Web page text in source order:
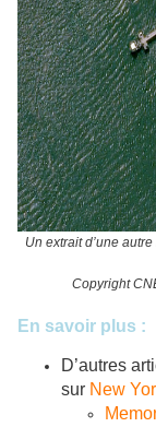
Un extrait d’une
Copyright
En savoir plus :
D’autres
sur New